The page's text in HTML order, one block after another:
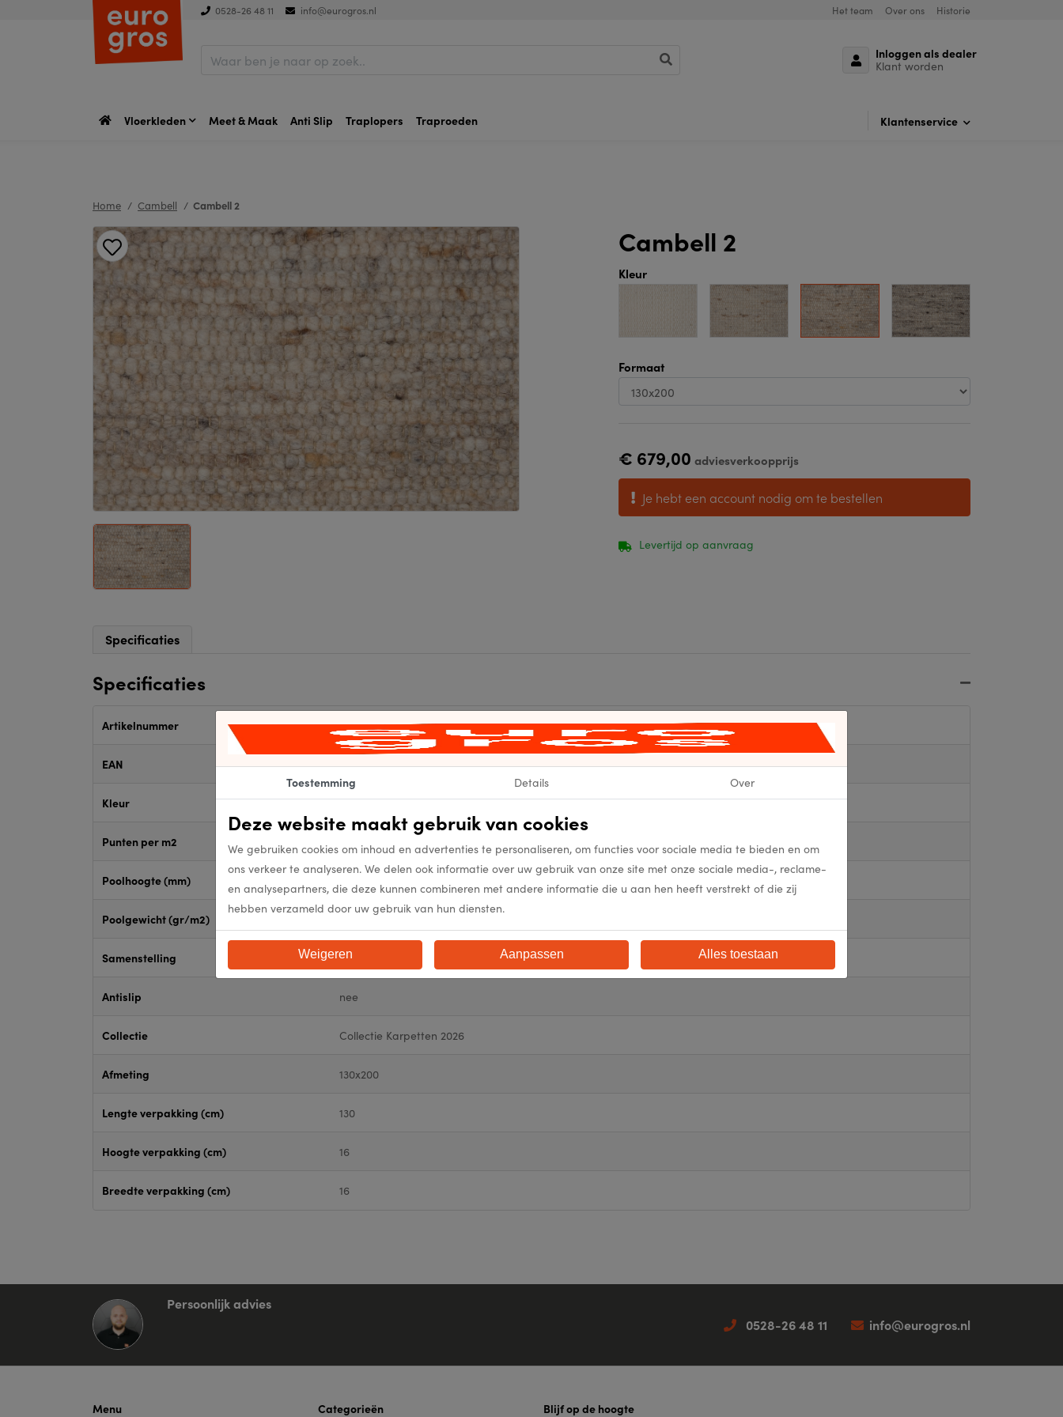
0528-26 48 11 info@eurogros.nl Het team Over ons Historie
Inloggen als dealer
Klant worden
Vloerkleden Meet & Maak Anti Slip Traplopers Traproeden Klantenservice
Home Cambell Cambell 2
Cambell 2
Kleur
Formaat
€ 679,00 adviesverkoopprijs
Je hebt een account nodig om te bestellen
Levertijd op aanvraag
Specificaties
Specificaties
Artikelnummer 302111
EAN 302111
Kleur 02
Punten per m2 Flatweave
Poolhoogte (mm)
Poolgewicht (gr/m2) Flatweave
Samenstelling 100% Wol
Antislip nee
Collectie Collectie Karpetten 2026
Afmeting 130x200
Lengte verpakking (cm) 130
Hoogte verpakking (cm) 16
Breedte verpakking (cm) 16
Persoonlijk advies
0528-26 48 11
info@eurogros.nl
Menu Categorieën Blijf op de hoogte
Toestemming Details Over
Deze website maakt gebruik van cookies
We gebruiken cookies om inhoud en advertenties te personaliseren, om functies voor sociale media te bieden en om
ons verkeer te analyseren. We delen ook informatie over uw gebruik van onze site met onze sociale media-, reclame-
en analysepartners, die deze kunnen combineren met andere informatie die u aan hen heeft verstrekt of die zij
hebben verzameld door uw gebruik van hun diensten.
Weigeren Aanpassen Alles toestaan